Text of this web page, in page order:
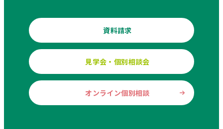
資料請求
見学会・個別相談会
オンライン個別相談